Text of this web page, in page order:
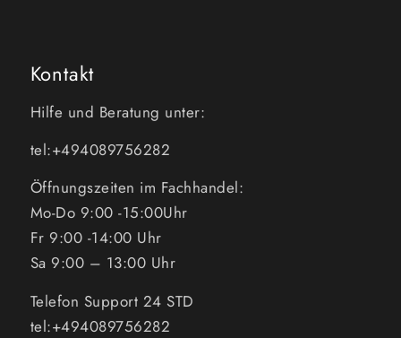
Kontakt
Hilfe und Beratung unter:
tel:+494089756282
Öffnungszeiten im Fachhandel:
Mo-Do 9:00 -15:00Uhr
Fr 9:00 -14:00 Uhr
Sa 9:00 – 13:00 Uhr
Telefon Support 24 STD
tel:+494089756282